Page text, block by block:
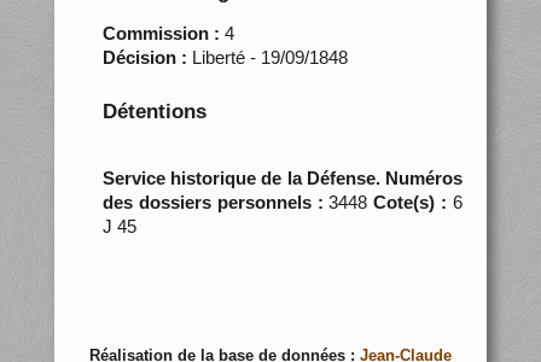
Commission : 4
Décision : Liberté - 19/09/1848
Détentions
Service historique de la Défense. Numéros
des dossiers personnels :3448Cote(s) : 6
J 45
Réalisation de la base de données : Jean-Claude